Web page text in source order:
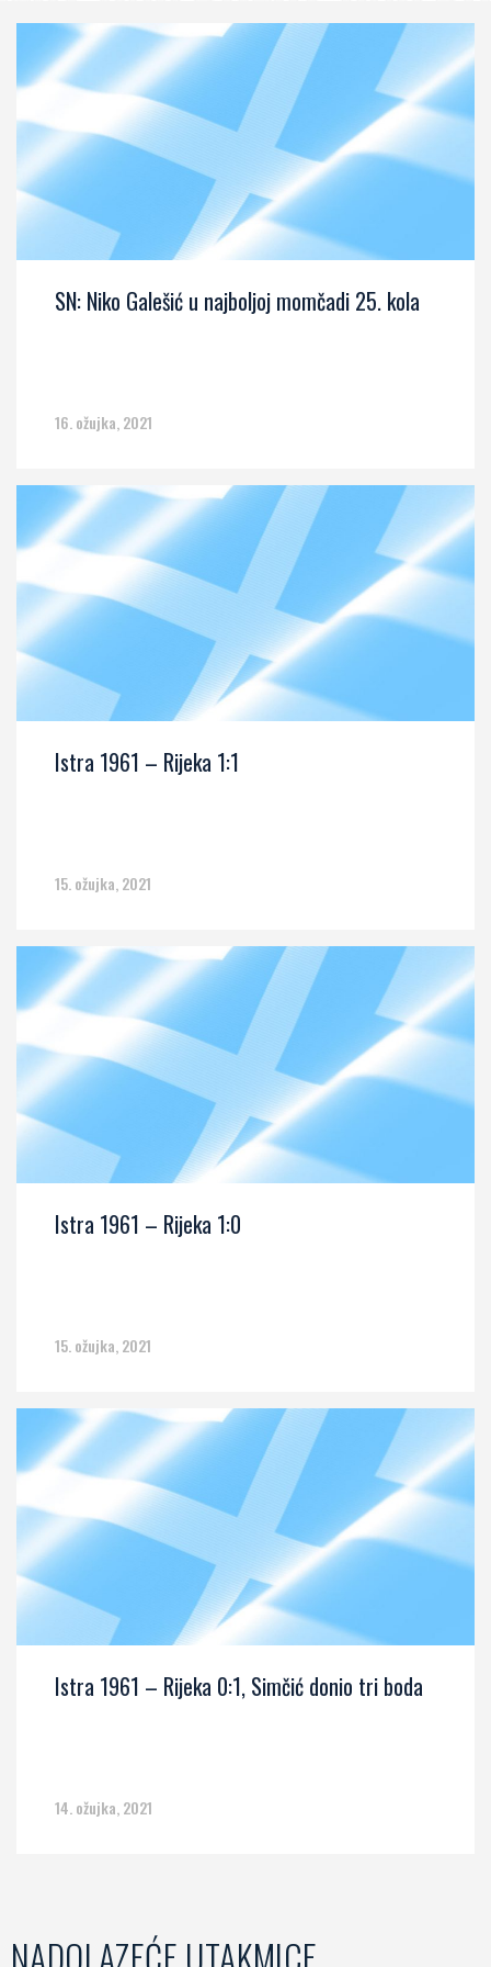
SN: Niko Galešić u najboljoj momčadi 25. kola
16. ožujka, 2021
Istra 1961 – Rijeka 1:1
15. ožujka, 2021
Istra 1961 – Rijeka 1:0
15. ožujka, 2021
Istra 1961 – Rijeka 0:1, Simčić donio tri boda
14. ožujka, 2021